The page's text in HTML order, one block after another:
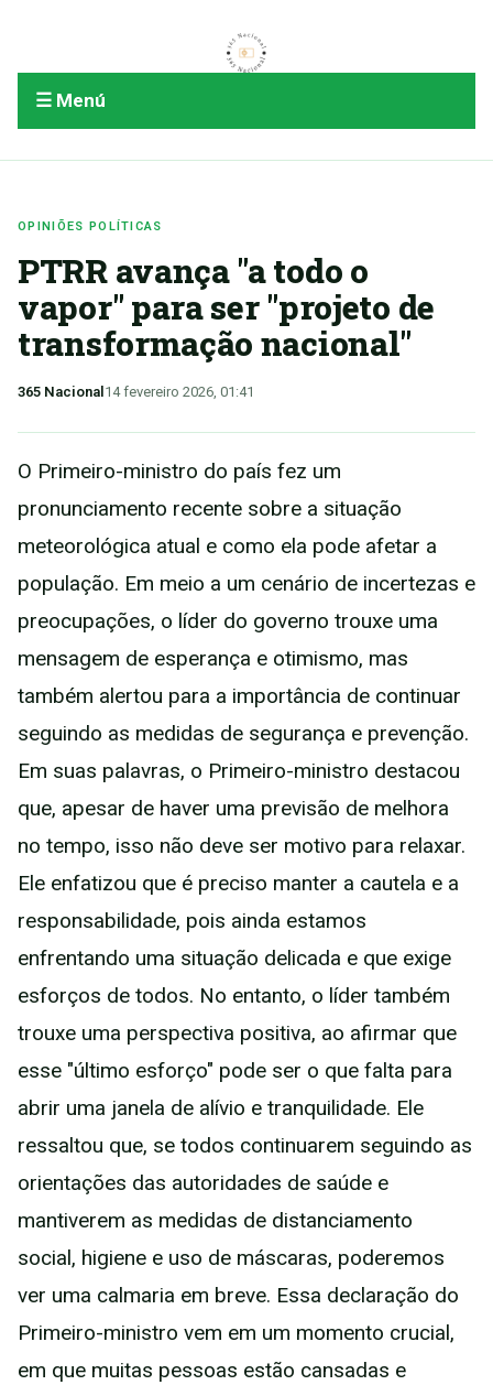
☰ Menú
OPINIÕES POLÍTICAS
PTRR avança "a todo o
vapor" para ser "projeto de
transformação nacional"
365 Nacional 14 fevereiro 2026, 01:41
O Primeiro-ministro do país fez um
pronunciamento recente sobre a situação
meteorológica atual e como ela pode afetar a
população. Em meio a um cenário de incertezas e
preocupações, o líder do governo trouxe uma
mensagem de esperança e otimismo, mas
também alertou para a importância de continuar
seguindo as medidas de segurança e prevenção.
Em suas palavras, o Primeiro-ministro destacou
que, apesar de haver uma previsão de melhora
no tempo, isso não deve ser motivo para relaxar.
Ele enfatizou que é preciso manter a cautela e a
responsabilidade, pois ainda estamos
enfrentando uma situação delicada e que exige
esforços de todos. No entanto, o líder também
trouxe uma perspectiva positiva, ao afirmar que
esse "último esforço" pode ser o que falta para
abrir uma janela de alívio e tranquilidade. Ele
ressaltou que, se todos continuarem seguindo as
orientações das autoridades de saúde e
mantiverem as medidas de distanciamento
social, higiene e uso de máscaras, poderemos
ver uma calmaria em breve. Essa declaração do
Primeiro-ministro vem em um momento crucial,
em que muitas pessoas estão cansadas e